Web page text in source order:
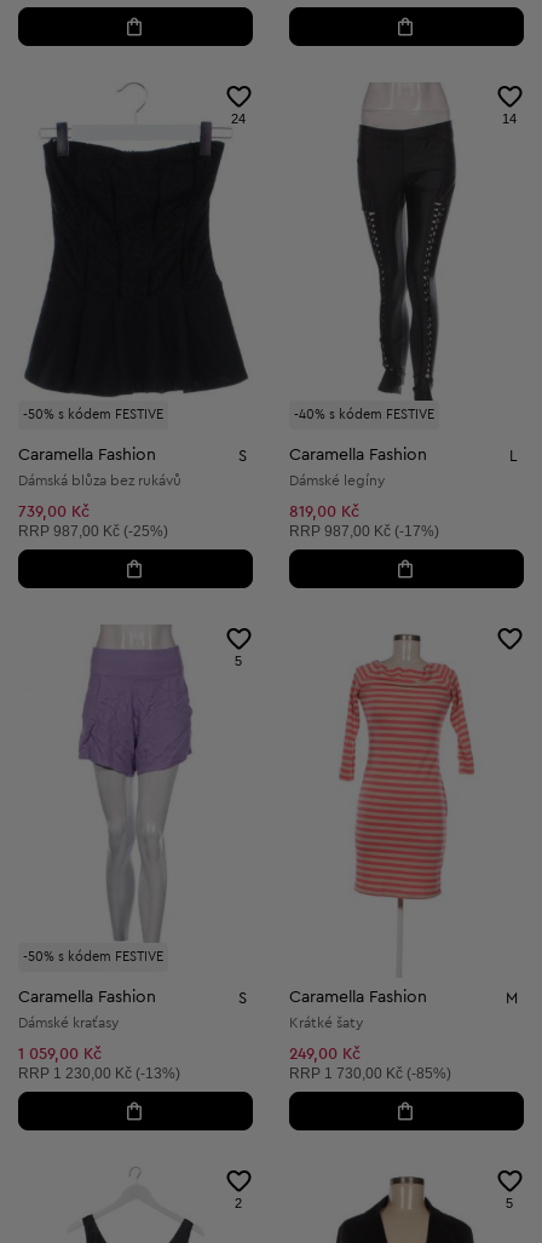
-50% s kódem FESTIVE
24
Caramella Fashion S
Dámská blůza bez rukávů
739,00 Kč
Doporučená cena:
RRP 987,00 Kč (-25%)
-40% s kódem FESTIVE
14
Caramella Fashion L
Dámské legíny
819,00 Kč
Doporučená cena:
RRP 987,00 Kč (-17%)
-50% s kódem FESTIVE
5
Caramella Fashion S
Dámské kraťasy
1 059,00 Kč
Doporučená cena:
RRP 1 230,00 Kč (-13%)
Caramella Fashion M
Krátké šaty
249,00 Kč
Doporučená cena:
RRP 1 730,00 Kč (-85%)
2 5